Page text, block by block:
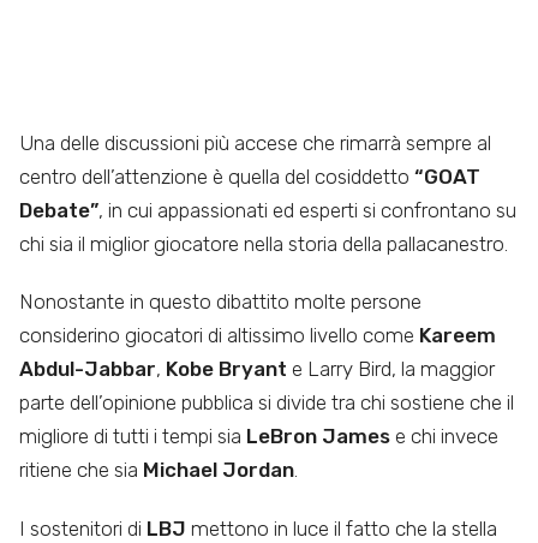
Una delle discussioni più accese che rimarrà sempre al
centro dell’attenzione è quella del cosiddetto “GOAT
Debate”, in cui appassionati ed esperti si confrontano su
chi sia il miglior giocatore nella storia della pallacanestro.
Nonostante in questo dibattito molte persone
considerino giocatori di altissimo livello come Kareem
Abdul-Jabbar, Kobe Bryant e Larry Bird, la maggior
parte dell’opinione pubblica si divide tra chi sostiene che il
migliore di tutti i tempi sia LeBron James e chi invece
ritiene che sia Michael Jordan.
I sostenitori di LBJ mettono in luce il fatto che la stella